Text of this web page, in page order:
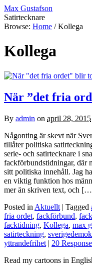
Max Gustafson
Satirtecknare
Browse: Home / Kollega
Kollega
När ”det fria
By admin on april 28, 2015
Någonting är skevt när
tillåter politiska
serie- och satirtecknare i
fackförbundstidningar, där
sitt politiska innehåll. Jag
en viktig funktion hos
mer än skriven text, och
Posted in Aktuellt | Tagged
fria ordet, fackförbund,
facktidning, Kollega, max
satirteckning,
yttrandefrihet | 20
Read my cartoons in